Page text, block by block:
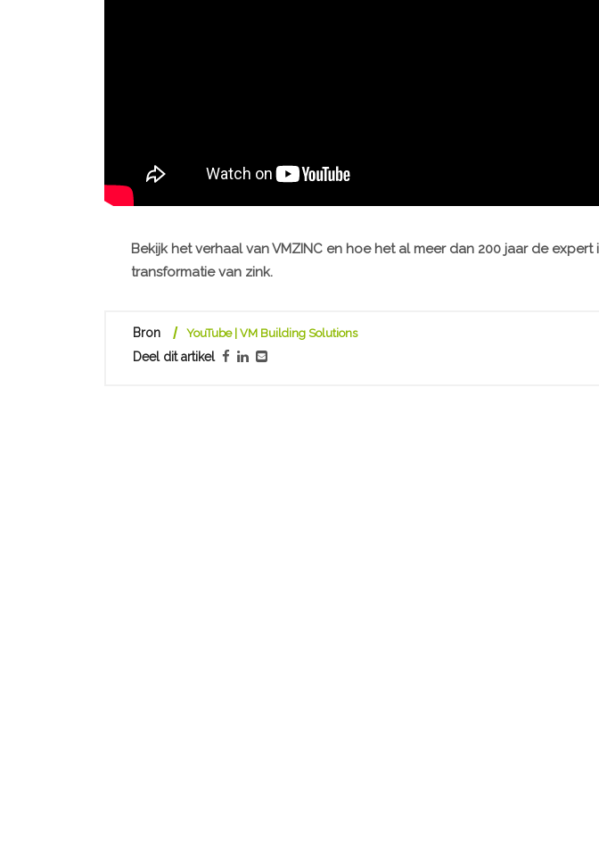
Bekijk het verhaal van VMZINC en hoe het al meer dan 200 jaar de
transformatie van zink.
Bron YouTube | VM Building Solutions
Deel dit artikel